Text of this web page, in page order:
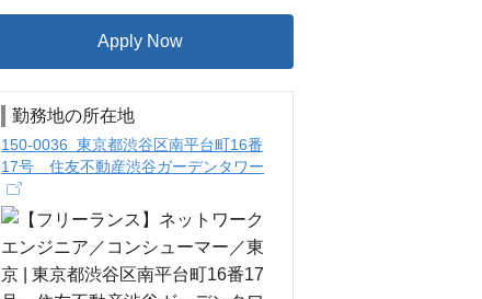
Apply Now
勤務地の所在地
150-0036 東京都渋谷区南平台町16番
17号 住友不動産渋谷ガーデンタワー